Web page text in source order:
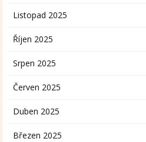
Listopad 2025
Říjen 2025
Srpen 2025
Červen 2025
Duben 2025
Březen 2025